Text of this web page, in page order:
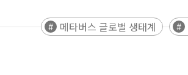
메타버스 글로벌 생태계